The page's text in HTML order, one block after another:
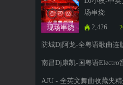
现场串烧
场串烧
2,426
防城Dj阿龙-全粤语歌曲连
南昌Dj康凯-国粤语Electro
AJU - 全英文舞曲收藏夹